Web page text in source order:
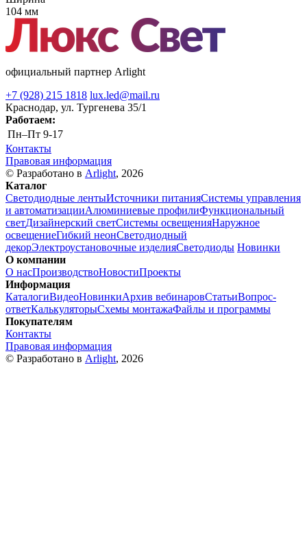
104 мм
официальный партнер Arlight
+7 (928) 215 1818 lux.led@mail.ru
Краснодар, ул. Тургенева 35/1
Работаем:
Пн–Пт 9-17
Контакты
Правовая информация
© Разработано в Arlight, 2026
Каталог
Светодиодные лентыИсточники питанияСистемы управления
и автоматизацииАлюминиевые профилиФункциональный
светДизайнерский светСистемы освещенияНаружное
освещениеГибкий неонСветодиодный
декорЭлектроустановочные изделияСветодиоды Новинки
О компании
О насПроизводствоНовостиПроекты
Информация
КаталогиВидеоНовинкиАрхив вебинаровСтатьиВопрос-
ответКалькуляторыСхемы монтажаФайлы и программы
Покупателям
Контакты
Правовая информация
© Разработано в Arlight, 2026